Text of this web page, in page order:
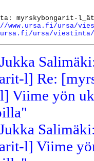
myrskybongarit-
www.ursa.fi/ursa/
ursa/viestinta/
Jukka
l] Re:
Viime yön
l] Viime